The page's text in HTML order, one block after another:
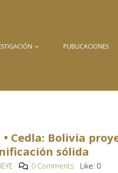
PUBLICACIONES
Cedla: Bolivia
sólida
0 Comments Like: 0